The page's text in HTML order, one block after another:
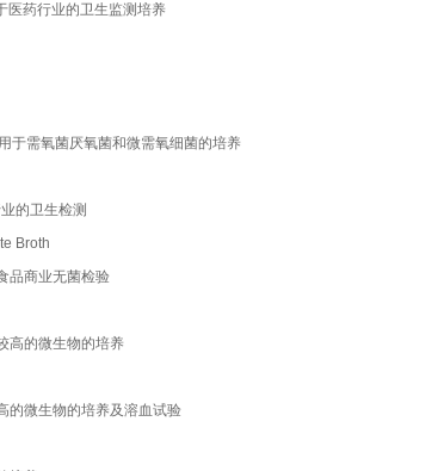
药行业的卫生监测培养
需氧菌厌氧菌和微需氧细菌的培养
的卫生检测
Broth
商业无菌检验
的微生物的培养
微生物的培养及溶血试验